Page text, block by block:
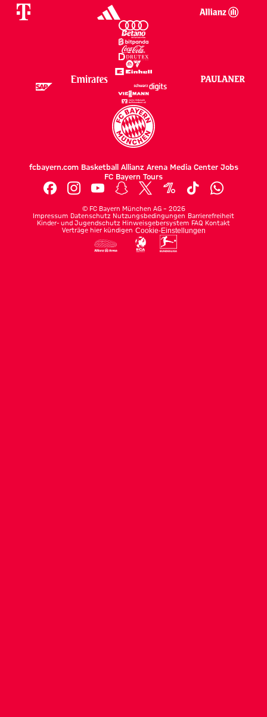
fcbayern.com Basketball Allianz Arena Media Center Jobs
FC Bayern Tours
© FC Bayern München AG – 2026
Impressum Datenschutz Nutzungsbedingungen Barrierefreiheit
Kinder- und Jugendschutz Hinweisgebersystem FAQ Kontakt
Verträge hier kündigen Cookie-Einstellungen